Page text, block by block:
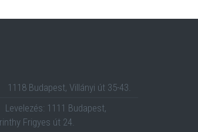
1118 Budapest, Villányi út 35-43.
Levelezés: 1111 Budapest,
Frigyes út 24.